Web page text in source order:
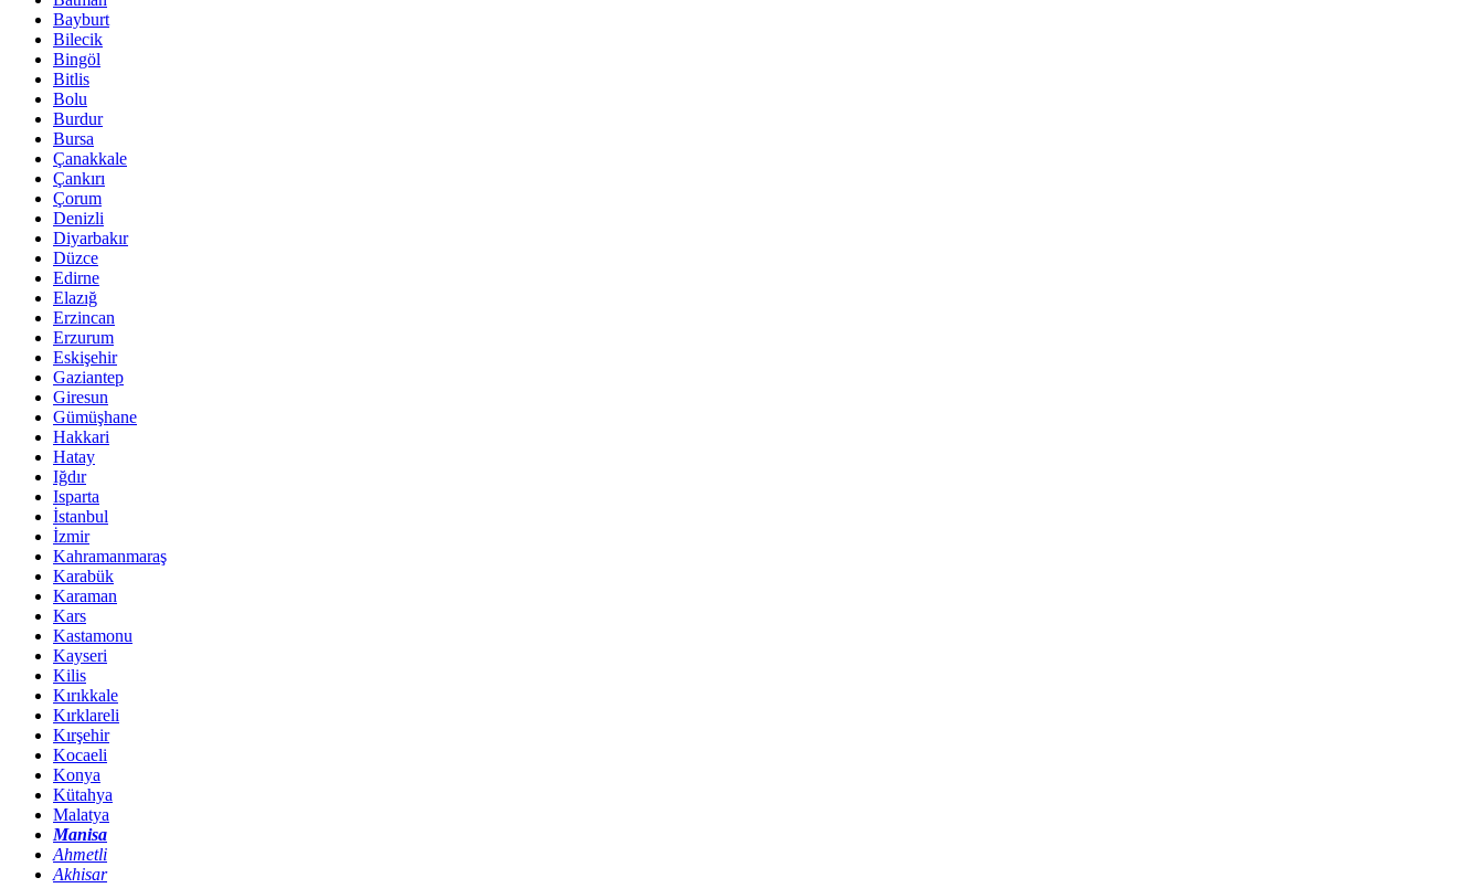
Bayburt
Bilecik
Bingöl
Bitlis
Bolu
Burdur
Bursa
Çanakkale
Çankırı
Çorum
Denizli
Diyarbakır
Düzce
Edirne
Elazığ
Erzincan
Erzurum
Eskişehir
Gaziantep
Giresun
Gümüşhane
Hakkari
Hatay
Iğdır
Isparta
İstanbul
İzmir
Kahramanmaraş
Karabük
Karaman
Kars
Kastamonu
Kayseri
Kilis
Kırıkkale
Kırklareli
Kırşehir
Kocaeli
Konya
Kütahya
Malatya
Manisa
Ahmetli
Akhisar